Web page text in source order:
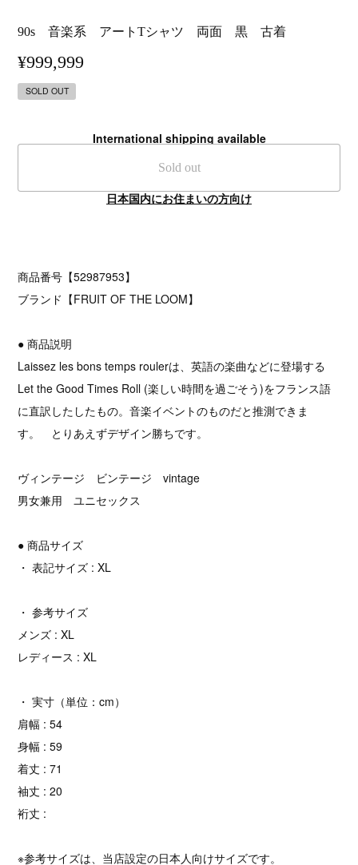
90s 音楽系 アートTシャツ 両面 黒 古着
¥999,999
SOLD OUT
International shipping available
Sold out
日本国内にお住まいの方向け
商品番号【52987953】
ブランド【FRUIT OF THE LOOM】
● 商品説明
Laissez les bons temps roulerは、英語の楽曲などに登場する
Let the Good Times Roll (楽しい時間を過ごそう)をフランス語
に直訳したしたもの。音楽イベントのものだと推測できま
す。 とりあえずデザイン勝ちです。
ヴィンテージ ビンテージ vintage
男女兼用 ユニセックス
● 商品サイズ
・ 表記サイズ : XL
・ 参考サイズ
メンズ : XL
レディース : XL
・ 実寸（単位：cm）
肩幅 : 54
身幅 : 59
着丈 : 71
袖丈 : 20
裄丈 :
※参考サイズは、当店設定の日本人向けサイズです。